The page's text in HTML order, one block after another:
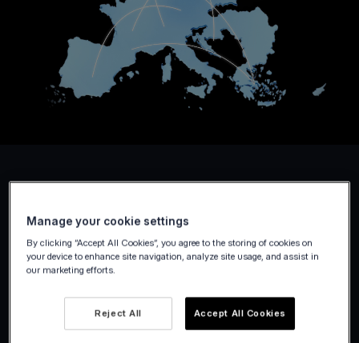
Manage your cookie settings
By clicking “Accept All Cookies”, you agree to the storing of cookies on
your device to enhance site navigation, analyze site usage, and assist in
our marketing efforts.
Reject All Accept All Cookies